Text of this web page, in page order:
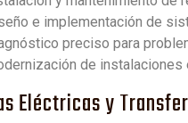
e implementación de
preciso para
de instalaciones
Eléctricas y